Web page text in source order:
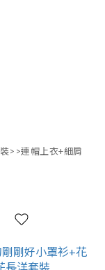
>>連帽上衣+細肩